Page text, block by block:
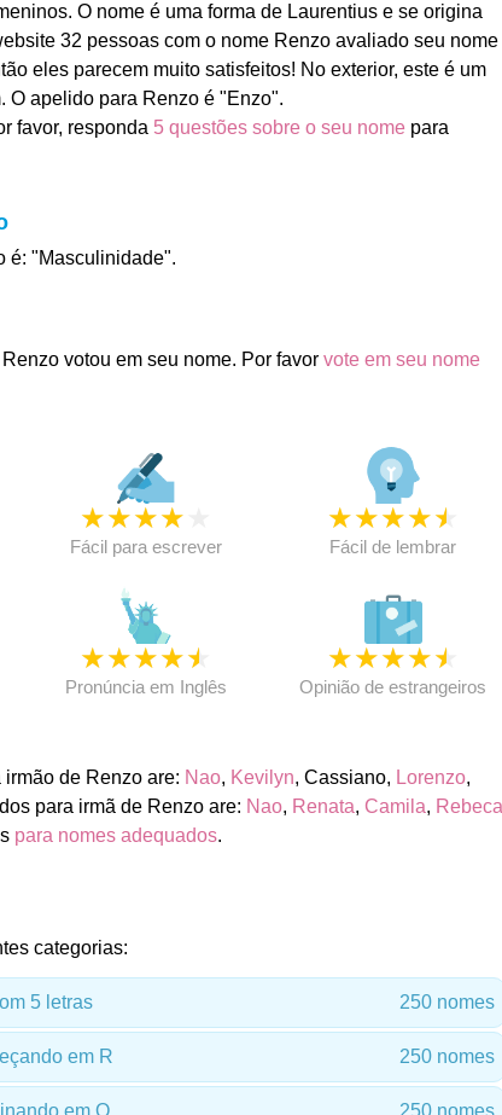
O nome é uma forma de Laurentius e se origina
32 pessoas com o nome Renzo avaliado seu nome
eles parecem muito satisfeitos! No exterior, este é um
O apelido para Renzo é "Enzo".
favor, responda 5 questões sobre o seu nomepara
é: "Masculinidade".
votou em seu nome. Por favor vote em seu nome
★★★★
Fácil para escrever
★★★★★
Fácil de lembrar
★★★★★
Pronúncia em Inglês
★★★★★
Opinião de estrangeiros
de Renzo are: Nao, Kevilyn, Cassiano, Lorenzo,
para irmã de Renzo are: Nao, Renata, Camila, Rebeca
para nomes adequados.
categorias:
5 letras 250 nomes
em R 250 nomes
em O 250 nomes